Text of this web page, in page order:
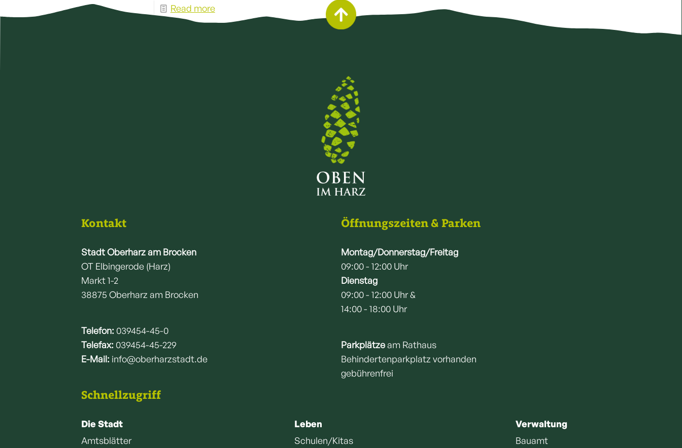
Read more
Kontakt
Stadt Oberharz am Brocken
OT Elbingerode (Harz)
Markt 1-2
38875 Oberharz am Brocken
Telefon: 039454-45-0
Telefax: 039454-45-229
E-Mail: info@oberharzstadt.de
Öffnungszeiten & Parken
Montag/Donnerstag/Freitag
09:00 - 12:00 Uhr
Dienstag
09:00 - 12:00 Uhr &
14:00 - 18:00 Uhr
Parkplätzeam Rathaus
Behindertenparkplatz vorhanden
gebührenfrei
Schnellzugriff
Die Stadt
Amtsblätter
Leben
Schulen/Kitas
Verwaltung
Bauamt